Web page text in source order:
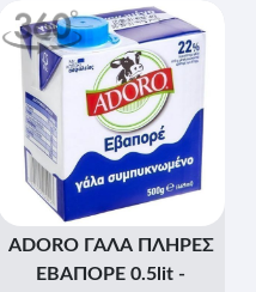
ADORO ΓΑΛΑ ΠΛΗΡΕΣ
ΕΒΑΠΟΡΕ 0.5lit -